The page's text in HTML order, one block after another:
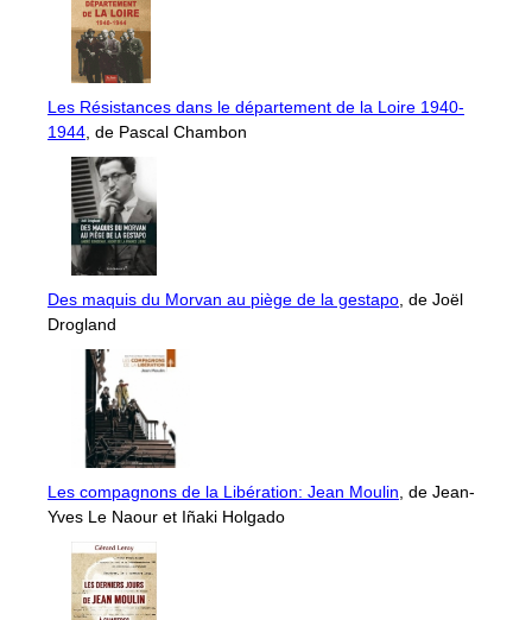
Les Résistances dans le département de la Loire 1940-
1944, de Pascal Chambon
Des maquis du Morvan au piège de la gestapo, de Joël
Drogland
Les compagnons de la Libération: Jean Moulin, de Jean-
Yves Le Naour et Iñaki Holgado